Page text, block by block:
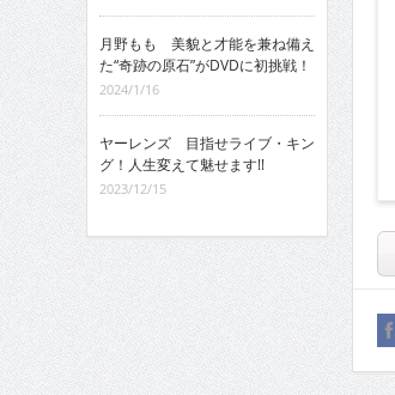
月野もも 美貌と才能を兼ね備え
た“奇跡の原石”がDVDに初挑戦！
2024/1/16
ヤーレンズ 目指せライブ・キン
グ！人生変えて魅せます!!
2023/12/15